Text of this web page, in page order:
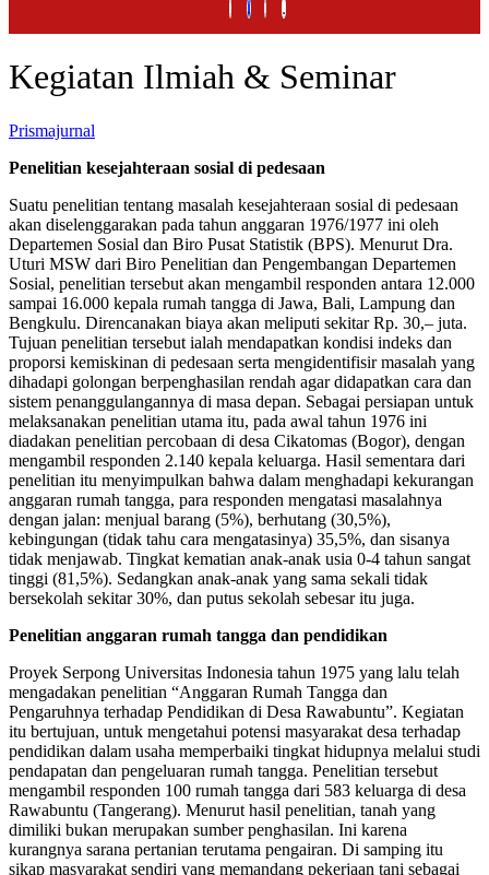
Kegiatan Ilmiah & Seminar
Prismajurnal
Penelitian kesejahteraan sosial di pedesaan
Suatu penelitian tentang masalah kesejahteraan sosial di pedesaan
akan diselenggarakan pada tahun anggaran 1976/1977 ini oleh
Departemen Sosial dan Biro Pusat Statistik (BPS). Menurut Dra.
Uturi MSW dari Biro Penelitian dan Pengembangan Departemen
Sosial, penelitian tersebut akan mengambil responden antara 12.000
sampai 16.000 kepala rumah tangga di Jawa, Bali, Lampung dan
Bengkulu. Direncanakan biaya akan meliputi sekitar Rp. 30,– juta.
Tujuan penelitian tersebut ialah mendapatkan kondisi indeks dan
proporsi kemiskinan di pedesaan serta mengidentifisir masalah yang
dihadapi golongan berpenghasilan rendah agar didapatkan cara dan
sistem penanggulangannya di masa depan. Sebagai persiapan untuk
melaksanakan penelitian utama itu, pada awal tahun 1976 ini
diadakan penelitian percobaan di desa Cikatomas (Bogor), dengan
mengambil responden 2.140 kepala keluarga. Hasil sementara dari
penelitian itu menyimpulkan bahwa dalam menghadapi kekurangan
anggaran rumah tangga, para responden mengatasi masalahnya
dengan jalan: menjual barang (5%), berhutang (30,5%),
kebingungan (tidak tahu cara mengatasinya) 35,5%, dan sisanya
tidak menjawab. Tingkat kematian anak-anak usia 0-4 tahun sangat
tinggi (81,5%). Sedangkan anak-anak yang sama sekali tidak
bersekolah sekitar 30%, dan putus sekolah sebesar itu juga.
Penelitian anggaran rumah tangga dan pendidikan
Proyek Serpong Universitas Indonesia tahun 1975 yang lalu telah
mengadakan penelitian “Anggaran Rumah Tangga dan
Pengaruhnya terhadap Pendidikan di Desa Rawabuntu”. Kegiatan
itu bertujuan, untuk mengetahui potensi masyarakat desa terhadap
pendidikan dalam usaha memperbaiki tingkat hidupnya melalui studi
pendapatan dan pengeluaran rumah tangga. Penelitian tersebut
mengambil responden 100 rumah tangga dari 583 keluarga di desa
Rawabuntu (Tangerang). Menurut hasil penelitian, tanah yang
dimiliki bukan merupakan sumber penghasilan. Ini karena
kurangnya sarana pertanian terutama pengairan. Di samping itu
sikap masyarakat sendiri yang memandang pekerjaan tani sebagai